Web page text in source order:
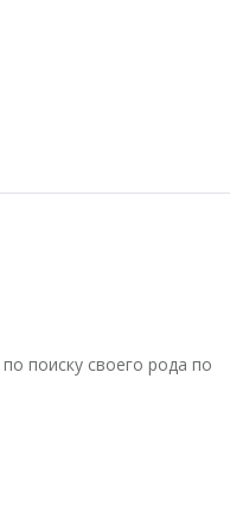
поиску своего рода по